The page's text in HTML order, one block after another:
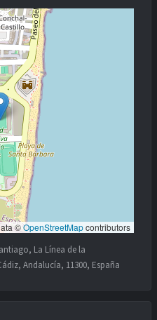
©OpenStreetMapcontributors
La Línea de la
Andalucía, 11300, España